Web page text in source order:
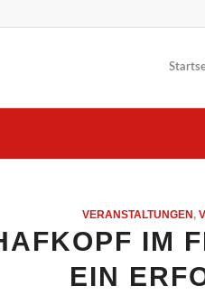
VERANSTALTUNGEN,
IM
EIN